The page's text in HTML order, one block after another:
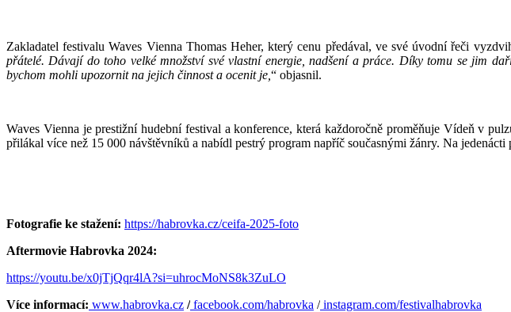
Zakladatel festivalu Waves Vienna Thomas Heher, který cenu předával, ve své úvodní řeči
přátelé. Dávají do toho velké množství své vlastní energie, nadšení a práce. Díky tomu se jim
bychom mohli upozornit na jejich činnost a ocenit je, “ objasnil.
Waves Vienna je prestižní hudební festival a konference, která každoročně proměňuje Vídeň v
přilákal více než 15 000 návštěvníků a nabídl pestrý program napříč současnými žánry. Na
Fotografie ke stažení: https://habrovka.cz/ceifa-2025-foto
Aftermovie Habrovka 2024:
https://youtu.be/x0jTjQqr4lA?si=uhrocMoNS8k3ZuLO
Více informací: www.habrovka.cz / facebook.com/habrovka / instagram.com/festivalhabrovka